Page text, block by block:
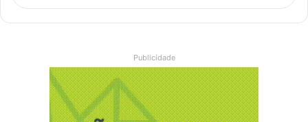
Publicidade